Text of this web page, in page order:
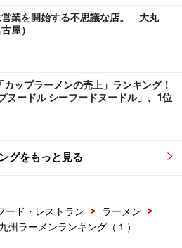
営業を開始する不思議な店。 大丸
屋）
カップラーメンの売上」ランキング！
ヌードル シーフードヌードル」、1位
グをもっと見る
ード・レストラン > ラーメン
>
九州ラーメンランキング（１）